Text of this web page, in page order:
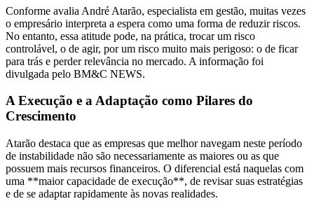
Conforme avalia André Atarão, especialista em gestão, muitas vezes
o empresário interpreta a espera como uma forma de reduzir riscos.
No entanto, essa atitude pode, na prática, trocar um risco
controlável, o de agir, por um risco muito mais perigoso: o de ficar
para trás e perder relevância no mercado. A informação foi
divulgada pelo BM&C NEWS.
A Execução e a Adaptação como Pilares do
Crescimento
Atarão destaca que as empresas que melhor navegam neste período
de instabilidade não são necessariamente as maiores ou as que
possuem mais recursos financeiros. O diferencial está naquelas com
uma **maior capacidade de execução**, de revisar suas estratégias
e de se adaptar rapidamente às novas realidades.